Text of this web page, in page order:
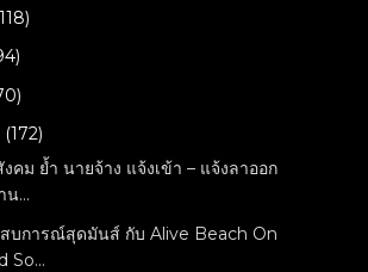
(172)
คม ย้ำ นายจ้าง แจ้งเข้า – แจ้งลาออก
น...
สบการณ์สุดมันส์ กับ Alive Beach On
So...